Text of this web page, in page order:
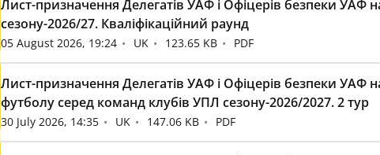
Лист-призначення Делегатів УАФ і Офіцерів безпеки УАФ
сезону-2026/27. Кваліфікаційний раунд
05 August 2026, 19:24 UK 123.65 KB PDF
Лист-призначення Делегатів УАФ і Офіцерів безпеки УАФ
футболу серед команд клубів УПЛ сезону-2026/2027. 2 тур
30 July 2026, 14:35 UK 147.06 KB PDF